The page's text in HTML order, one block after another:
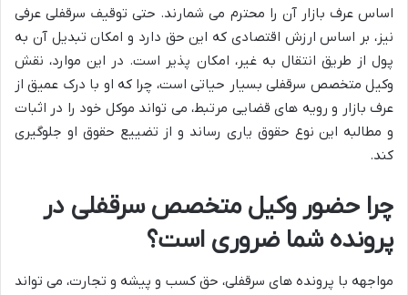
اساس عرف بازار آن را محترم می شمارند. حتی توقیف سرقفلی عرفی
نیز، بر اساس ارزش اقتصادی که این حق دارد و امکان تبدیل آن به
پول از طریق انتقال به غیر، امکان پذیر است. در این موارد، نقش
وکیل متخصص سرقفلی بسیار حیاتی است، چرا که او با درک عمیق از
عرف بازار و رویه های قضایی مرتبط، می تواند موکل خود را در اثبات
و مطالبه این نوع حقوق یاری رساند و از تضییع حقوق او جلوگیری
کند.
چرا حضور وکیل متخصص سرقفلی در
پرونده شما ضروری است؟
مواجهه با پرونده های سرقفلی، حق کسب و پیشه و تجارت، می تواند